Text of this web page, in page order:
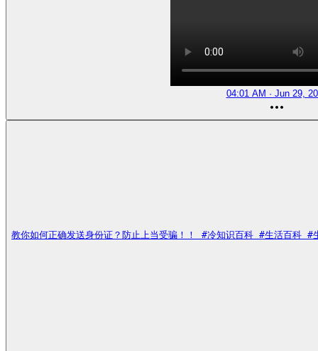
04:01 AM · Jun 29,
教你如何正确发送身份证？防止上当受骗！！ #冷知识百科 #生活百